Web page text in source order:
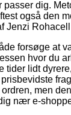
passer dig.
også den
Jenzi
forsøge at
hvor du
tider lidt
men
nær e-